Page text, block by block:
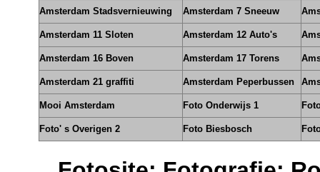
Amsterdam Stadsvernieuwing Amsterdam 7 Sneeuw
Amsterdam 11 Sloten Amsterdam 12 Auto's
Amsterdam 16 Boven Amsterdam 17 Torens
Amsterdam 21 graffiti Amsterdam Peperbussen
Mooi Amsterdam Foto Onderwijs 1
Foto' s Overigen 2 Foto Biesbosch